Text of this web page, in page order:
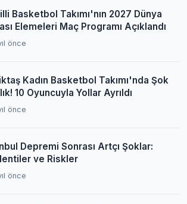
Basketbol Takımı'nın 2027 Dünya
Elemeleri Maç Programı Açıklandı
önce
Kadın Basketbol Takımı'nda Şok
10 Oyuncuyla Yollar Ayrıldı
önce
Depremi Sonrası Artçı Şoklar:
ve Riskler
önce